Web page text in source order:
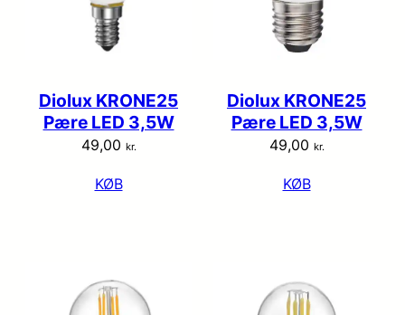
Diolux KRONE25
Pære LED 3,5W
49,00 kr.
KØB
Diolux KRONE25
Pære LED 3,5W
49,00 kr.
KØB